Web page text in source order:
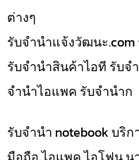
ต่างๆ
รับจํานําแจ้งวัฒนะ.com
รับจำนำสินค้าไอที รับจ
จำนำไอแพค รับจำนำก
รับจำนำ notebook บริ